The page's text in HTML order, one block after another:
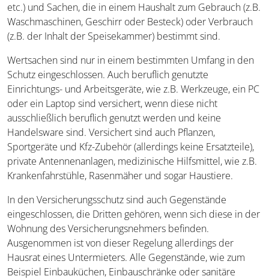
etc.) und Sachen, die in einem Haushalt zum Gebrauch (z.B.
Waschmaschinen, Geschirr oder Besteck) oder Verbrauch
(z.B. der Inhalt der Speisekammer) bestimmt sind.
Wertsachen sind nur in einem bestimmten Umfang in den
Schutz eingeschlossen. Auch beruflich genutzte
Einrichtungs- und Arbeitsgeräte, wie z.B. Werkzeuge, ein PC
oder ein Laptop sind versichert, wenn diese nicht
ausschließlich beruflich genutzt werden und keine
Handelsware sind. Versichert sind auch Pflanzen,
Sportgeräte und Kfz-Zubehör (allerdings keine Ersatzteile),
private Antennenanlagen, medizinische Hilfsmittel, wie z.B.
Krankenfahrstühle, Rasenmäher und sogar Haustiere.
In den Versicherungsschutz sind auch Gegenstände
eingeschlossen, die Dritten gehören, wenn sich diese in der
Wohnung des Versicherungsnehmers befinden.
Ausgenommen ist von dieser Regelung allerdings der
Hausrat eines Untermieters. Alle Gegenstände, wie zum
Beispiel Einbauküchen, Einbauschränke oder sanitäre